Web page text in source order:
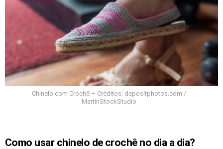
Chinelo com Crochê – Créditos: depositphotos.com /
MartinStockStudio
Como usar chinelo de crochê no dia a dia?